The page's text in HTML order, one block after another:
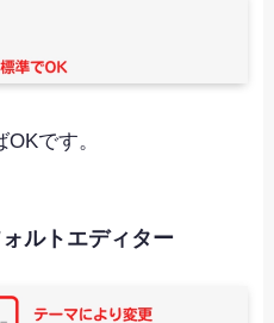
です。
ルトエディター